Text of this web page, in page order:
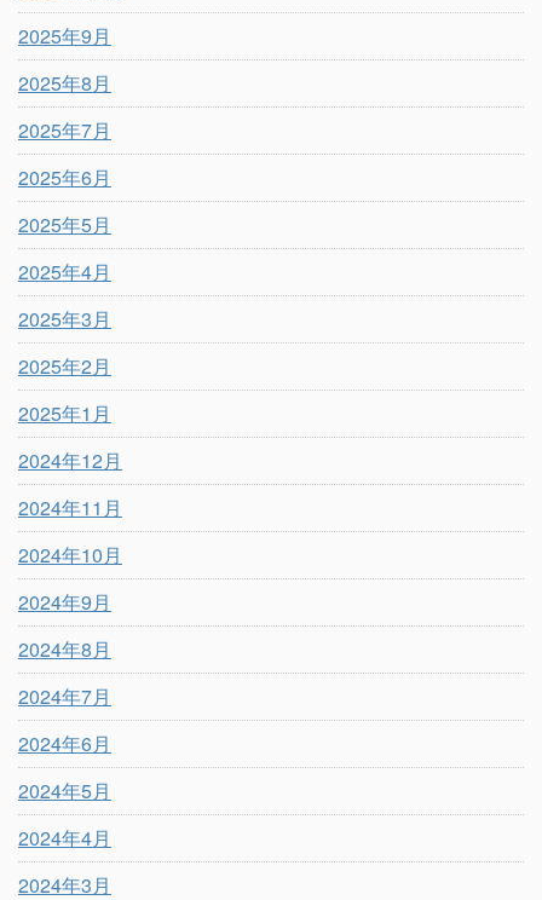
2025年9月
2025年8月
2025年7月
2025年6月
2025年5月
2025年4月
2025年3月
2025年2月
2025年1月
2024年12月
2024年11月
2024年10月
2024年9月
2024年8月
2024年7月
2024年6月
2024年5月
2024年4月
2024年3月